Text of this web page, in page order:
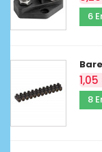
6
8